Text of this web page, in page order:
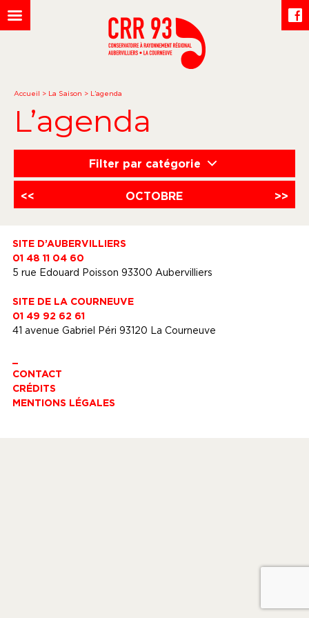
Accueil > La Saison > L’agenda
L’agenda
Filter par catégorie
<< OCTOBRE >>
SITE D’AUBERVILLIERS
01 48 11 04 60
5 rue Edouard Poisson 93300 Aubervilliers
SITE DE LA COURNEUVE
01 49 92 62 61
41 avenue Gabriel Péri 93120 La Courneuve
CONTACT
CRÉDITS
MENTIONS LÉGALES